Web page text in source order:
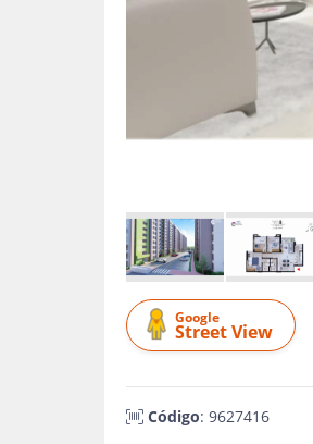
Google
Street View
Código: 9627416